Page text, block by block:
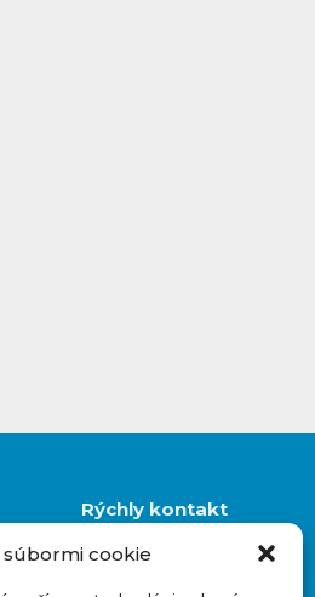
súbormi cookie
Rýchly kontakt
+421 948 927 880